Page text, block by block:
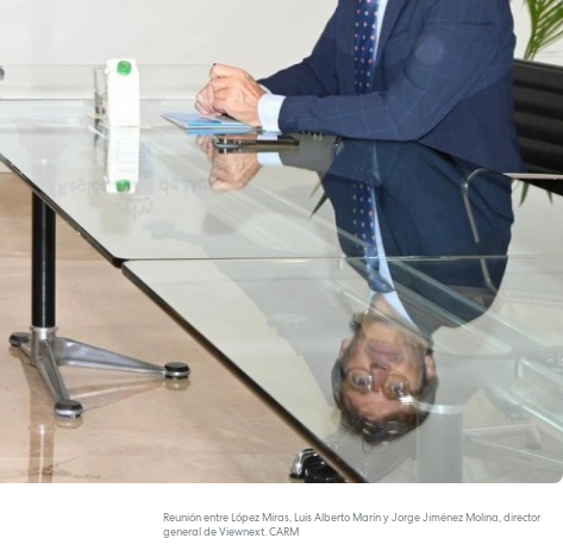
Reunión entre López Miras, Luis Alberto Marín y Jorge Jiménez Molina, director
general de Viewnext. CARM